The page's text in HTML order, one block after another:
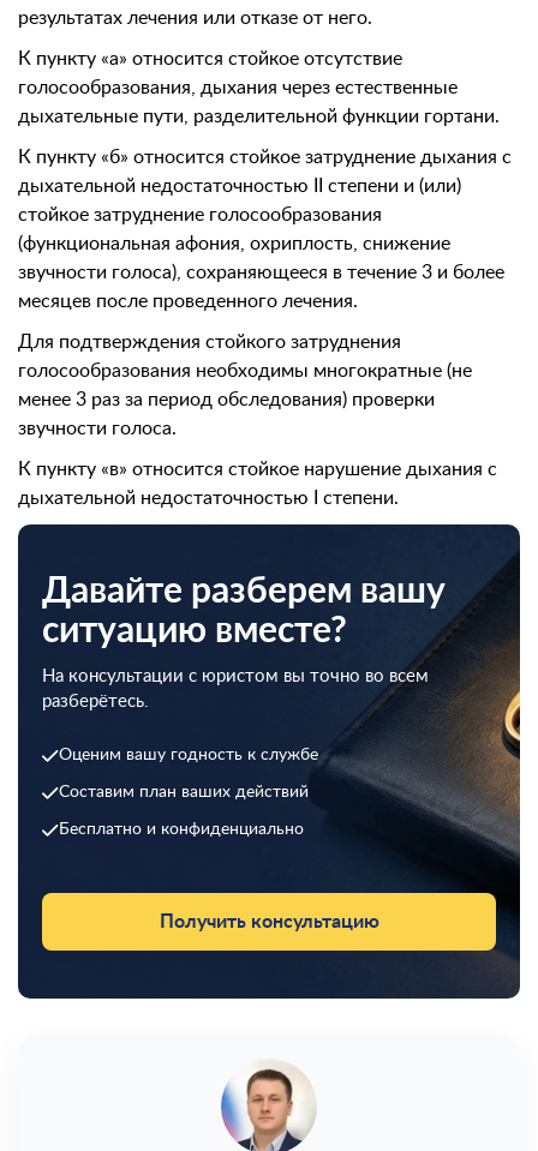
результатах лечения или отказе от него.
К пункту «а» относится стойкое отсутствие
голосообразования, дыхания через естественные
дыхательные пути, разделительной функции гортани.
К пункту «б» относится стойкое затруднение дыхания с
дыхательной недостаточностью II степени и (или)
стойкое затруднение голосообразования
(функциональная афония, охриплость, снижение
звучности голоса), сохраняющееся в течение 3 и более
месяцев после проведенного лечения.
Для подтверждения стойкого затруднения
голосообразования необходимы многократные (не
менее 3 раз за период обследования) проверки
звучности голоса.
К пункту «в» относится стойкое нарушение дыхания с
дыхательной недостаточностью I степени.
Давайте разберем вашу
ситуацию вместе?
На консультации с юристом вы точно во всем
разберётесь.
Оценим вашу годность к службе
Составим план ваших действий
Бесплатно и конфиденциально
Получить консультацию